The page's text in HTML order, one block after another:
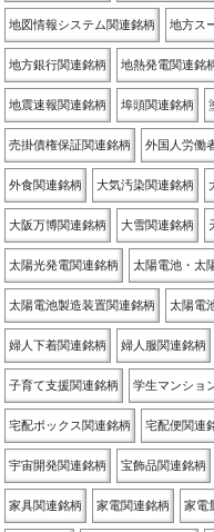
地図情報システム関連銘柄 地方ス
地方銀行関連銘柄 地熱発電関連銘
地震速報関連銘柄 埠頭関連銘柄
売掛債権保証関連銘柄 外国人労働
外食関連銘柄 大気汚染関連銘柄
大阪万博関連銘柄 大雪関連銘柄
太陽光発電関連銘柄 太陽電池・太
太陽電池製造装置関連銘柄 太陽電
婦人下着関連銘柄 婦人服関連銘柄
子育て支援関連銘柄 学生マンショ
宅配ボックス関連銘柄 宅配便関連
宇宙開発関連銘柄 宝飾品関連銘柄
家具関連銘柄 家電関連銘柄 家電